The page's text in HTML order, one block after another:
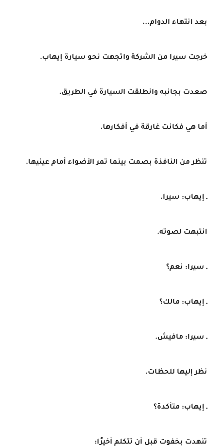
بعد انتهاء الدوام...
خرجت سيرا من الشركة واتجهت نحو سيارة إيهاب.
صعدت بجانبه وانطلقت السيارة في الطريق.
أما هي فكانت غارقة في أفكارها.
تنظر من النافذة بصمت بينما تمر الأضواء أمام عينيها.
ـ إيهاب: سيرا.
انتبهت لصوته.
ـ سيرا: نعم؟
ـ إيهاب: مالك؟
ـ سيرا: مافيش.
نظر إليها للحظات.
ـ إيهاب: متأكدة؟
تنهدت بخفوت قبل أن تتكلم أخيرًا: